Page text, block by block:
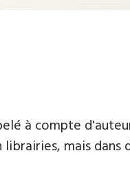
à compte
mais dans